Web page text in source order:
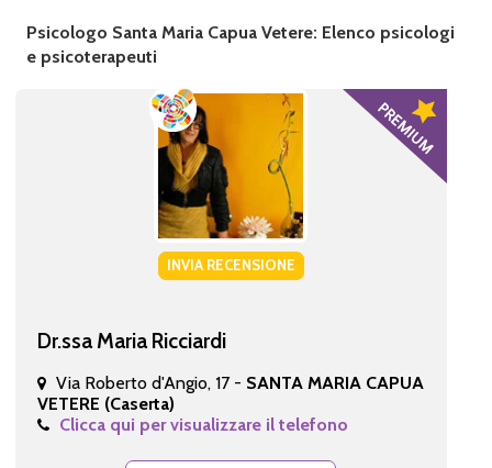
Psicologo Santa Maria Capua Vetere: Elenco psicologi
e psicoterapeuti
INVIA RECENSIONE
Dr.ssa Maria Ricciardi
Via Roberto d'Angio, 17 - SANTA MARIA CAPUA
VETERE (Caserta)
Clicca qui per visualizzare il telefono